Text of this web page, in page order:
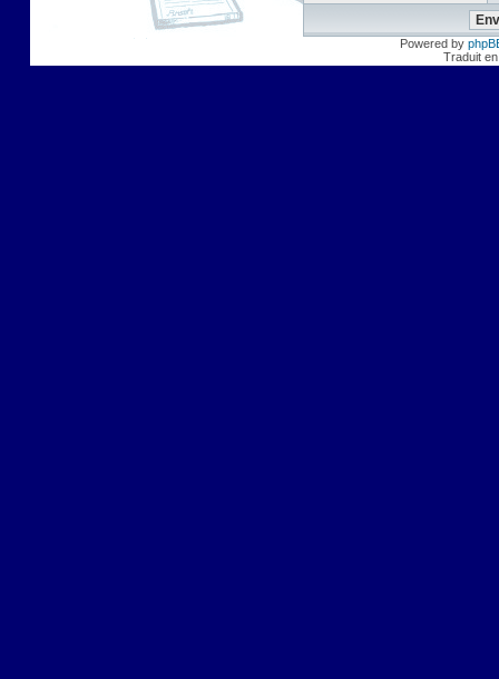
Powered by
Traduit